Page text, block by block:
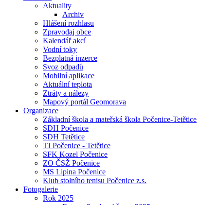
Aktuality
Archiv
Hlášení rozhlasu
Zpravodaj obce
Kalendář akcí
Vodní toky
Bezplatná inzerce
Svoz odpadů
Mobilní aplikace
Aktuální teplota
Ztráty a nálezy
Mapový portál Geomorava
Organizace
Základní škola a mateřská škola Počenice-Tetětice
SDH Počenice
SDH Tetětice
TJ Počenice - Tetětice
SFK Kozel Počenice
ZO ČSŽ Počenice
MS Lipina Počenice
Klub stolního tenisu Počenice z.s.
Fotogalerie
Rok 2025